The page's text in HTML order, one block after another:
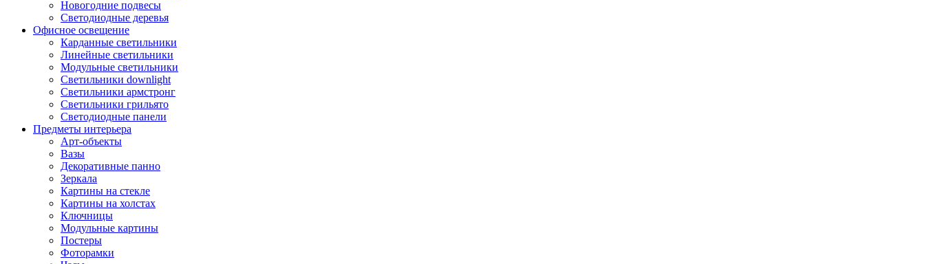
Новогодние подвесы
Светодиодные деревья
Офисное освещение
Карданные светильники
Линейные светильники
Модульные светильники
Светильники downlight
Светильники армстронг
Светильники грильято
Светодиодные панели
Предметы интерьера
Арт-объекты
Вазы
Декоративные панно
Зеркала
Картины на стекле
Картины на холстах
Ключницы
Модульные картины
Постеры
Фоторамки